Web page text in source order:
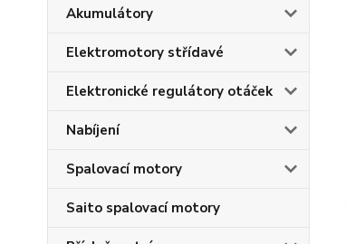
Akumulátory
Elektromotory střídavé
Elektronické regulátory otáček
Nabíjení
Spalovací motory
Saito spalovací motory